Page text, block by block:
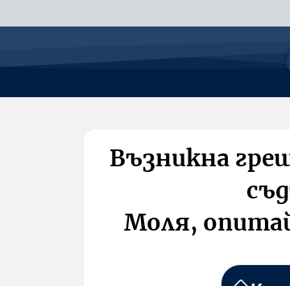
Възникна
Моля,